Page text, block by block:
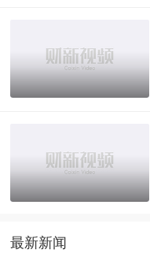
最新新闻